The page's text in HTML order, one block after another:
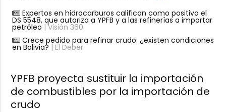
Expertos en hidrocarburos califican como positivo el
DS 5548, que autoriza a YPFB y a las refinerías a importar
petróleo | Visión 360
Crece pedido para refinar crudo: ¿existen condiciones
en Bolivia? | El Deber
YPFB proyecta sustituir la importación
de combustibles por la importación de
crudo